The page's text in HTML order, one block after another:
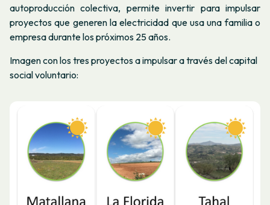
autoproducción colectiva, permite invertir para impulsar
proyectos que generen la electricidad que usa una familia o
empresa durante los próximos 25 años.
Imagen con los tres proyectos a impulsar a través del capital
social voluntario: